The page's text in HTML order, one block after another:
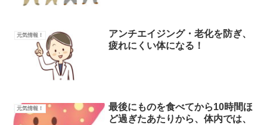
元気情報！
アンチエイジング・老化を防ぎ、
疲れにくい体になる！
元気情報！
最後にものを食べてから10時間ほ
ど過ぎたあたりから、体内では、